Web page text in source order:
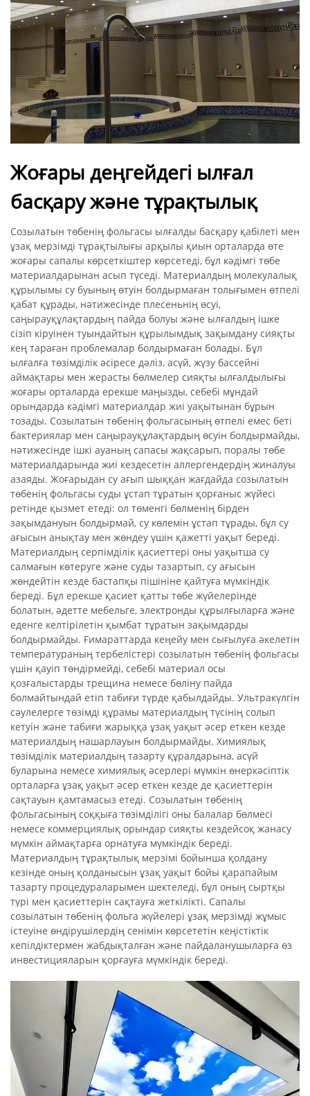
Жоғары деңгейдегі ылғал
басқару және тұрақтылық
Созылатын төбенің фольгасы ылғалды басқару қабілеті мен
ұзақ мерзімді тұрақтылығы арқылы қиын орталарда өте
жоғары сапалы көрсеткіштер көрсетеді, бұл кәдімгі төбе
материалдарынан асып түседі. Материалдың молекулалық
құрылымы су буының өтуін болдырмаған толығымен өтпелі
қабат құрады, нәтижесінде плесеньнің өсуі,
саңырауқұлақтардың пайда болуы және ылғалдың ішке
сізіп кіруінен туындайтын құрылымдық зақымдану сияқты
кең тараған проблемалар болдырмаған болады. Бұл
ылғалға төзімділік әсіресе дәліз, асүй, жүзу бассейні
аймақтары мен жерасты бөлмелер сияқты ылғалдылығы
жоғары орталарда ерекше маңызды, себебі мұндай
орындарда кәдімгі материалдар жиі уақытынан бұрын
тозады. Созылатын төбенің фольгасының өтпелі емес беті
бактериялар мен саңырауқұлақтардың өсуін болдырмайды,
нәтижесінде ішкі ауаның сапасы жақсарып, поралы төбе
материалдарында жиі кездесетін аллергендердің жиналуы
азаяды. Жоғарыдан су ағып шыққан жағдайда созылатын
төбенің фольгасы суды ұстап тұратын қорғаныс жүйесі
ретінде қызмет етеді: ол төменгі бөлменің бірден
зақымдануын болдырмай, су көлемін ұстап тұрады, бұл су
ағысын анықтау мен жөндеу үшін қажетті уақыт береді.
Материалдың серпімділік қасиеттері оны уақытша су
салмағын көтеруге және суды тазартып, су ағысын
жөндейтін кезде бастапқы пішініне қайтуға мүмкіндік
береді. Бұл ерекше қасиет қатты төбе жүйелерінде
болатын, әдетте мебельге, электронды құрылғыларға және
еденге келтірілетін қымбат тұратын зақымдарды
болдырмайды. Ғимараттарда кеңейу мен сығылуға әкелетін
температураның тербелістері созылатын төбенің фольгасы
үшін қауіп төндірмейді, себебі материал осы
қозғалыстарды трещина немесе бөліну пайда
болмайтындай етіп табиғи түрде қабылдайды. Ультракүлгін
сәулелерге төзімді құрамы материалдың түсінің солып
кетуін және табиғи жарыққа ұзақ уақыт әсер еткен кезде
материалдың нашарлауын болдырмайды. Химиялық
төзімділік материалдың тазарту құралдарына, асүй
буларына немесе химиялық әсерлері мүмкін өнеркәсіптік
орталарға ұзақ уақыт әсер еткен кезде де қасиеттерін
сақтауын қамтамасыз етеді. Созылатын төбенің
фольгасының соққыға төзімділігі оны балалар бөлмесі
немесе коммерциялық орындар сияқты кездейсоқ жанасу
мүмкін аймақтарға орнатуға мүмкіндік береді.
Материалдың тұрақтылық мерзімі бойынша қолдану
кезінде оның қолданысын ұзақ уақыт бойы қарапайым
тазарту процедураларымен шектеледі, бұл оның сыртқы
түрі мен қасиеттерін сақтауға жеткілікті. Сапалы
созылатын төбенің фольга жүйелері ұзақ мерзімді жұмыс
істеуіне өндірушілердің сенімін көрсететін кеңістіктік
кепілдіктермен жабдықталған және пайдаланушыларға өз
инвестицияларын қорғауға мүмкіндік береді.